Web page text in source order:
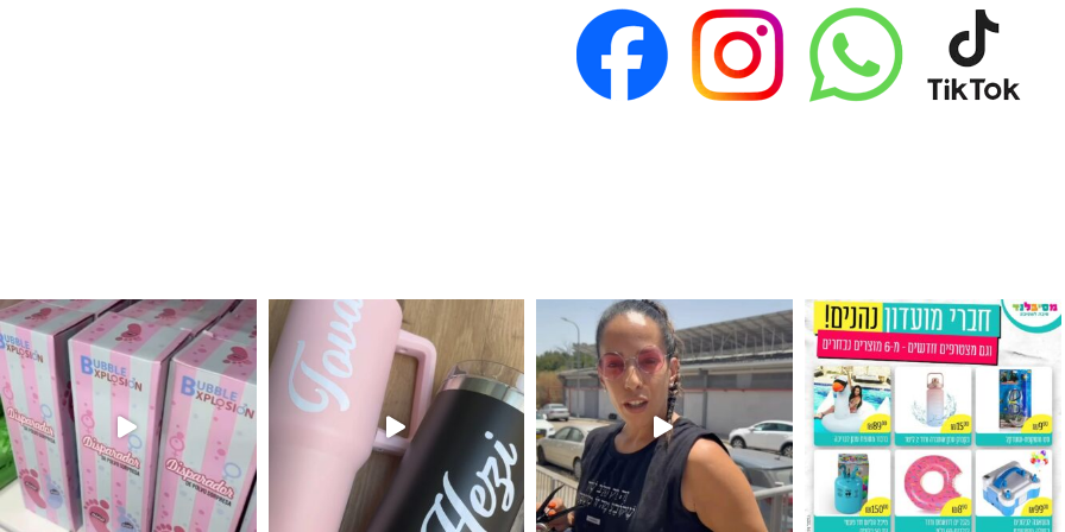
מין העובר רק במסיבלנד !! קיים
כוס נירוסטה ענקית שכול אחד צריך! קיימת באתר ובסניהמוצר הכי מבוקש שלנו מטף לגילוי מין העובר חזר למלא